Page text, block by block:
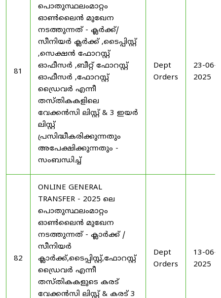
81
പൊതുസ്ഥലംമാറ്റം
ഓൺലൈൻ മുഖേന
നടത്തുന്നത് - ക്ലർക്ക്/
സീനിയർ ക്ലർക്ക് ,ടൈപ്പിസ്റ്റ്
,സെക്ഷൻ ഫോറസ്റ്റ്
ഓഫീസർ ,ബീറ്റ് ഫോറസ്റ്റ്
ഓഫീസർ ,ഫോറസ്റ്റ്
ഡ്രൈവർ എന്നീ
തസ്തികകളിലെ
വേക്കൻസി ലിസ്റ്റ് & 3 ഇയർ
ലിസ്റ്റ്
പ്രസിദ്ധീകരിക്കുന്നതും
അപേക്ഷിക്കുന്നതും -
സംബന്ധിച്ച്
Dept
Orders
23-06-
2025
82
ONLINE GENERAL
TRANSFER - 2025 ലെ
പൊതുസ്ഥലംമാറ്റം
ഓൺലൈൻ മുഖേന
നടത്തുന്നത് - ക്ലാർക്ക് /
സീനിയർ
ക്ലാർക്ക്,ടൈപ്പിസ്റ്റ്,ഫോറസ്റ്റ്
ഡ്രൈവർ എന്നീ
തസ്തികകളുടെ കരട്
വേക്കൻസി ലിസ്റ്റ് & കരട് 3
Dept
Orders
13-06-
2025